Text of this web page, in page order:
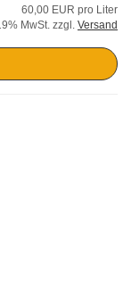
60,00 EUR pro Liter
MwSt. zzgl. Versand